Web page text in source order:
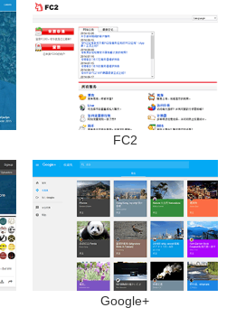
FC2
Google+